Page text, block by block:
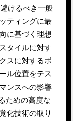
けるべき一般
ティングに最
に基づく理想
タイルに対す
スに対するボ
ル位置をテス
ンスへの影響
ための高度な
化技術の取り